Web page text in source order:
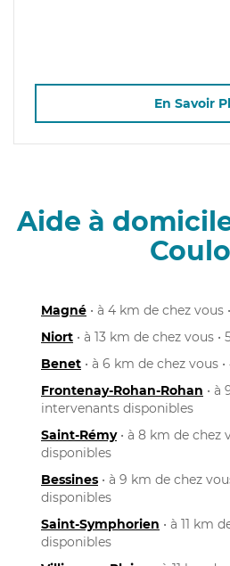
En Savoir
Aide à
Magné • à 4 km de chez
Niort • à 13 km de chez vous
Benet • à 6 km de chez vous
Frontenay-Rohan-Rohan • à
intervenants disponibles
Saint-Rémy• à 8 km de chez
disponibles
Bessines • à 9 km de chez
disponibles
Saint-Symphorien • à 11 km
disponibles